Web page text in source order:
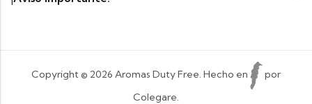
Copyright © 2026 Aromas Duty Free. Hecho en
por
Colegare.